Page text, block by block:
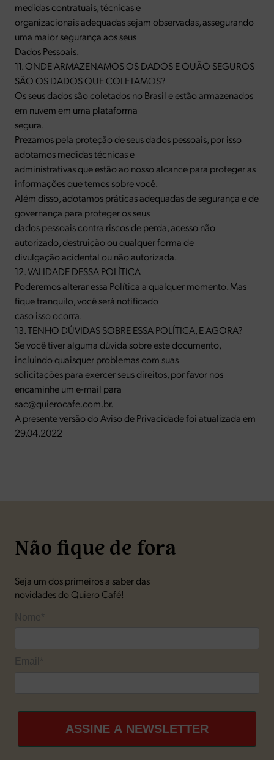
medidas contratuais, técnicas e
organizacionais adequadas sejam observadas, assegurando
uma maior segurança aos seus
Dados Pessoais.
11. ONDE ARMAZENAMOS OS DADOS E QUÃO SEGUROS
SÃO OS DADOS QUE COLETAMOS?
Os seus dados são coletados no Brasil e estão armazenados
em nuvem em uma plataforma
segura.
Prezamos pela proteção de seus dados pessoais, por isso
adotamos medidas técnicas e
administrativas que estão ao nosso alcance para proteger as
informações que temos sobre você.
Além disso, adotamos práticas adequadas de segurança e de
governança para proteger os seus
dados pessoais contra riscos de perda, acesso não
autorizado, destruição ou qualquer forma de
divulgação acidental ou não autorizada.
12. VALIDADE DESSA POLÍTICA
Poderemos alterar essa Política a qualquer momento. Mas
fique tranquilo, você será notificado
caso isso ocorra.
13. TENHO DÚVIDAS SOBRE ESSA POLÍTICA, E AGORA?
Se você tiver alguma dúvida sobre este documento,
incluindo quaisquer problemas com suas
solicitações para exercer seus direitos, por favor nos
encaminhe um e-mail para
sac@quierocafe.com.br.
A presente versão do Aviso de Privacidade foi atualizada em
29.04.2022
Não fique de fora
Seja um dos primeiros a saber das
novidades do Quiero Café!
Nome*
Email*
ASSINE A NEWSLETTER